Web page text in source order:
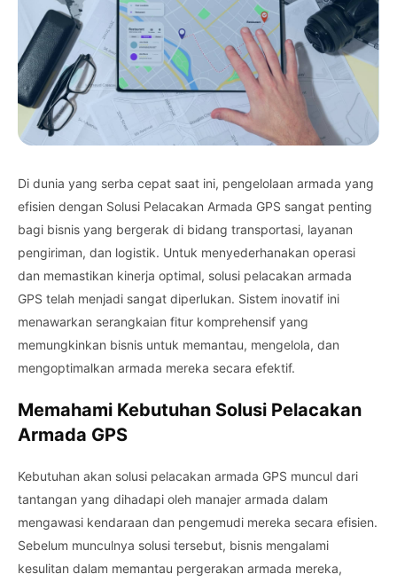
Di dunia yang serba cepat saat ini, pengelolaan armada yang
efisien dengan Solusi Pelacakan Armada GPS sangat penting
bagi bisnis yang bergerak di bidang transportasi, layanan
pengiriman, dan logistik. Untuk menyederhanakan operasi
dan memastikan kinerja optimal, solusi pelacakan armada
GPS telah menjadi sangat diperlukan. Sistem inovatif ini
menawarkan serangkaian fitur komprehensif yang
memungkinkan bisnis untuk memantau, mengelola, dan
mengoptimalkan armada mereka secara efektif.
Memahami Kebutuhan Solusi Pelacakan
Armada GPS
Kebutuhan akan solusi pelacakan armada GPS muncul dari
tantangan yang dihadapi oleh manajer armada dalam
mengawasi kendaraan dan pengemudi mereka secara efisien.
Sebelum munculnya solusi tersebut, bisnis mengalami
kesulitan dalam memantau pergerakan armada mereka,